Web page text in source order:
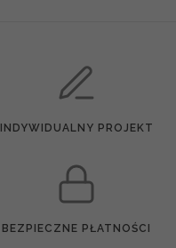
INDYWIDUALNY PROJEKT
BEZPIECZNE PŁATNOŚCI